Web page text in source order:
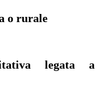
o rurale
legata a